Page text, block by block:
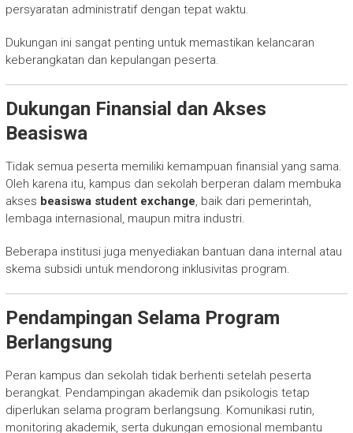
persyaratan administratif dengan tepat waktu.
Dukungan ini sangat penting untuk memastikan kelancaran
keberangkatan dan kepulangan peserta.
Dukungan Finansial dan Akses
Beasiswa
Tidak semua peserta memiliki kemampuan finansial yang sama.
Oleh karena itu, kampus dan sekolah berperan dalam membuka
akses beasiswa student exchange, baik dari pemerintah,
lembaga internasional, maupun mitra industri.
Beberapa institusi juga menyediakan bantuan dana internal atau
skema subsidi untuk mendorong inklusivitas program.
Pendampingan Selama Program
Berlangsung
Peran kampus dan sekolah tidak berhenti setelah peserta
berangkat. Pendampingan akademik dan psikologis tetap
diperlukan selama program berlangsung. Komunikasi rutin,
monitoring akademik, serta dukungan emosional membantu